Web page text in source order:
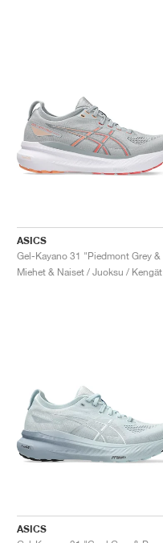
ASICS
Miehet & Naiset / Juoksu / Kengät
ASICS